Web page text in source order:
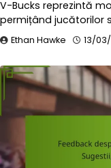
V-Bucks reprezintă
permițând jucătorilor
Ethan Hawke 13/